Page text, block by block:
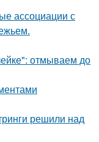
ассоциации с
отмываем до
решили над